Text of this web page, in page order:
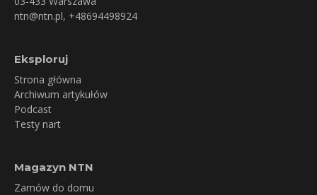
ntn@ntn.pl, +48694498924
Eksploruj
Strona główna
Archiwum artykułów
Podcast
Testy nart
Magazyn NTN
Zamów do domu